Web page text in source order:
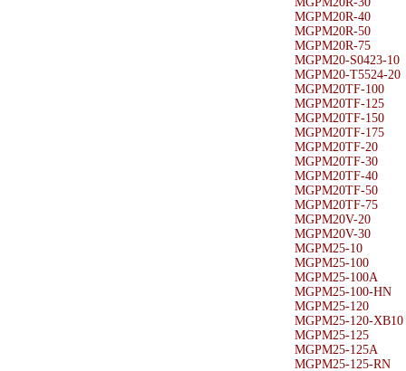
MGPM20R-40
MGPM20R-50
MGPM20R-75
MGPM20-S0423-10
MGPM20-T5524-20
MGPM20TF-100
MGPM20TF-125
MGPM20TF-150
MGPM20TF-175
MGPM20TF-20
MGPM20TF-30
MGPM20TF-40
MGPM20TF-50
MGPM20TF-75
MGPM20V-20
MGPM20V-30
MGPM25-10
MGPM25-100
MGPM25-100A
MGPM25-100-HN
MGPM25-120
MGPM25-120-XB10
MGPM25-125
MGPM25-125A
MGPM25-125-RN